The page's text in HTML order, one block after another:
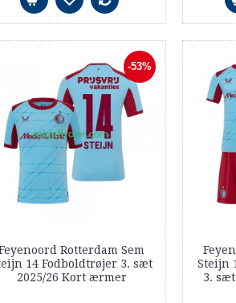
-53%
Rotterdam Sem
14 Fodboldtrøjer 3. sæt
2025/26 Kort ærmer
Steijn
3.